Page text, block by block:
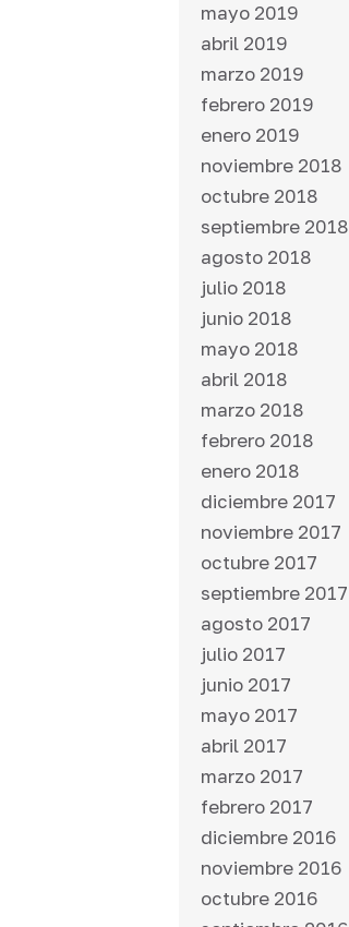
mayo 2019
abril 2019
marzo 2019
febrero 2019
enero 2019
noviembre 2018
octubre 2018
septiembre 2018
agosto 2018
julio 2018
junio 2018
mayo 2018
abril 2018
marzo 2018
febrero 2018
enero 2018
diciembre 2017
noviembre 2017
octubre 2017
septiembre 2017
agosto 2017
julio 2017
junio 2017
mayo 2017
abril 2017
marzo 2017
febrero 2017
diciembre 2016
noviembre 2016
octubre 2016